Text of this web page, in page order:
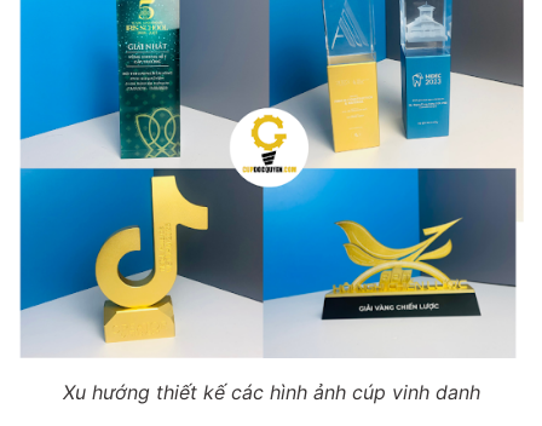
Xu hướng thiết kế các hình ảnh cúp vinh danh